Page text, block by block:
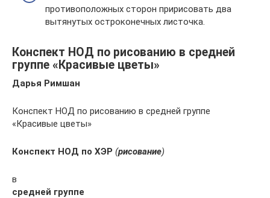
противоположных сторон пририсовать два
вытянутых остроконечных листочка.
Конспект НОД по рисованию в средней
группе «Красивые цветы»
Дарья Римшан
Конспект НОД по рисованию в средней группе
«Красивые цветы»
Конспект НОД по ХЭР (рисование)
в
средней группе